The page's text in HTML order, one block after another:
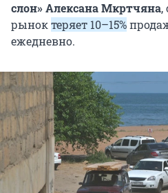
слон» Алексана Мкртчяна,
рыноктеряет 10–15%
ежедневно.